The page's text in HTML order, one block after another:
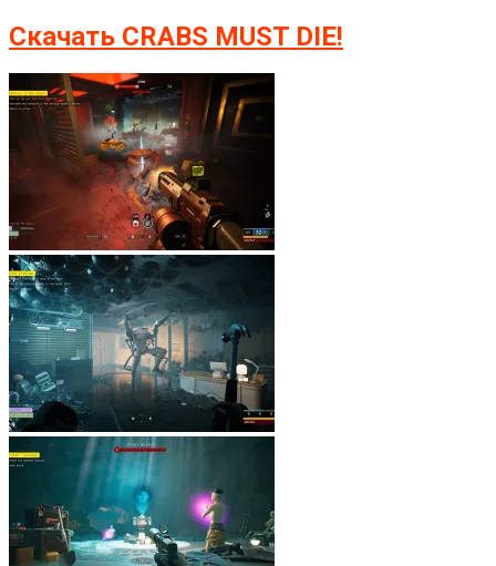
Скачать CRABS MUST DIE!